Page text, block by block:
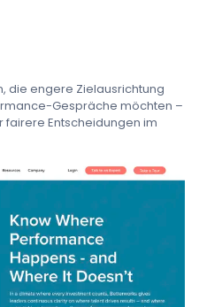
die engere Zielausrichtung
Gespräche möchten –
fairere Entscheidungen im